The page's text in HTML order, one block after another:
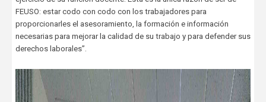
FEUSO: estar codo con codo con los trabajadores para
proporcionarles el asesoramiento, la formación e información
necesarias para mejorar la calidad de su trabajo y para defender sus
derechos laborales”.